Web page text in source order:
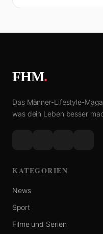
FHM.
Das Männer-Lifestyle-
was dein Leben besser
KATEGORIEN
News
Sport
Filme und Serien